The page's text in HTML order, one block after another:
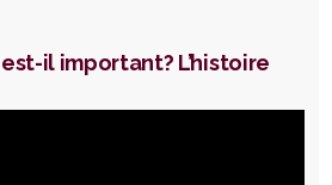
il important? L’histoire